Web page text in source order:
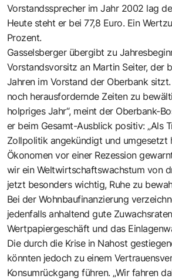
Vorstandssprecher im Jahr 2002 lag
Heute steht er bei 77,8 Euro. Ein
Prozent.
Gasselsberger übergibt zu
Vorstandsvorsitz an Martin Seiter, der
Jahren im Vorstand der Oberbank
noch herausfordernde Zeiten zu
holpriges Jahr“, meint der Oberbank-
er beim Gesamt-Ausblick positiv: „Als
Zollpolitik angekündigt und umgesetzt
Ökonomen vor einer Rezession
wir ein Weltwirtschaftswachstum von
jetzt besonders wichtig, Ruhe zu
Bei der Wohnbaufinanzierung
jedenfalls anhaltend gute
Wertpapiergeschäft und das
Die durch die Krise in Nahost
könnten jedoch zu einem
Konsumrückgang führen. „Wir fahren